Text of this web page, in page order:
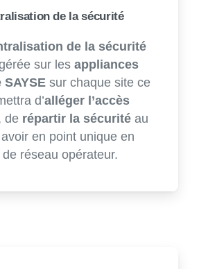
de la sécurité
de la sécurité
sur les appliances
SAYSE sur chaque site ce
d’alléger l’accès
de répartir la sécuritéau
avoir en point unique en
réseau opérateur.